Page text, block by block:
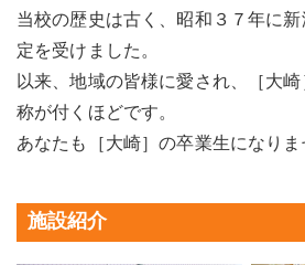
当校の歴史は古く、昭和３７年に
定を受けました。
以来、地域の皆様に愛され、［大
称が付くほどです。
あなたも［大崎］の卒業生になりま
施設紹介